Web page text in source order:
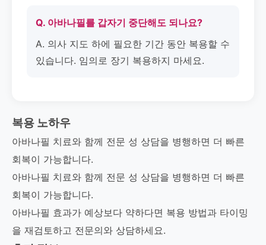
Q. 아바나필를 갑자기 중단해도 되나요?
A. 의사 지도 하에 필요한 기간 동안 복용할 수
있습니다. 임의로 장기 복용하지 마세요.
복용 노하우
아바나필 치료와 함께 전문 성 상담을 병행하면 더 빠른
회복이 가능합니다.
아바나필 치료와 함께 전문 성 상담을 병행하면 더 빠른
회복이 가능합니다.
아바나필 효과가 예상보다 약하다면 복용 방법과 타이밍
을 재검토하고 전문의와 상담하세요.